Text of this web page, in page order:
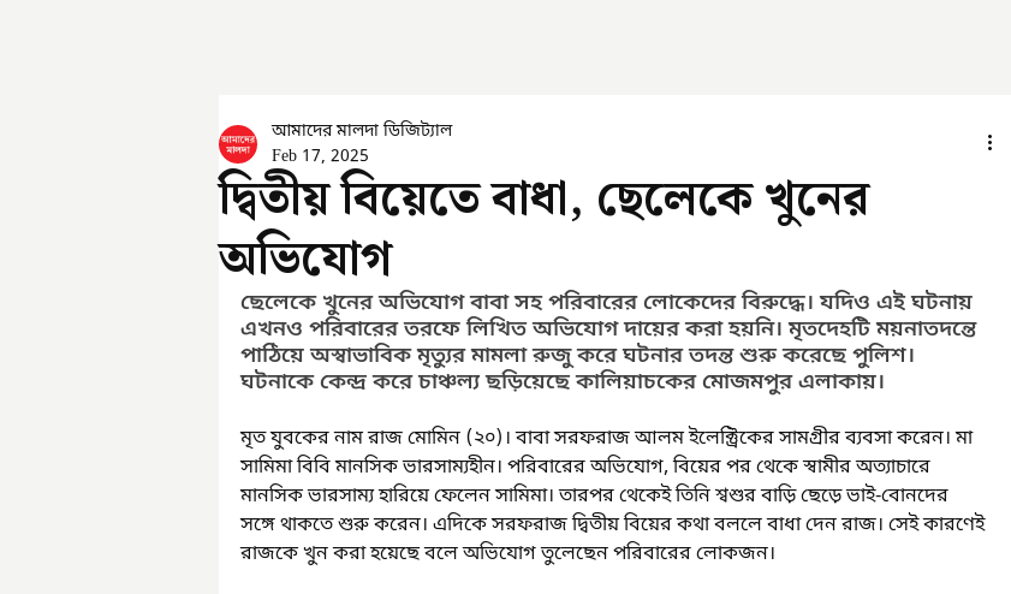
দ্বিতীয় বিয়েতে বাধা, ছেলেকে খুনের
অভিযোগ
আমাদের মালদা ডিজিট্যাল
Feb 17, 2025
ছেলেকে খুনের অভিযোগ বাবা সহ পরিবারের লোকেদের বিরুদ্ধে। যদিও এই ঘটনায়
এখনও পরিবারের তরফে লিখিত অভিযোগ দায়ের করা হয়নি। মৃতদেহটি ময়নাতদন্তে
পাঠিয়ে অস্বাভাবিক মৃত্যুর মামলা রুজু করে ঘটনার তদন্ত শুরু করেছে পুলিশ।
ঘটনাকে কেন্দ্র করে চাঞ্চল্য ছড়িয়েছে কালিয়াচকের মোজমপুর এলাকায়।
মৃত যুবকের নাম রাজ মোমিন (২০)। বাবা সরফরাজ আলম ইলেক্ট্রিকের সামগ্রীর ব্যবসা করেন। মা
সামিমা বিবি মানসিক ভারসাম্যহীন। পরিবারের অভিযোগ, বিয়ের পর থেকে স্বামীর অত্যাচারে
মানসিক ভারসাম্য হারিয়ে ফেলেন সামিমা। তারপর থেকেই তিনি শ্বশুর বাড়ি ছেড়ে ভাই-বোনদের
সঙ্গে থাকতে শুরু করেন। এদিকে সরফরাজ দ্বিতীয় বিয়ের কথা বললে বাধা দেন রাজ। সেই কারণেই
রাজকে খুন করা হয়েছে বলে অভিযোগ তুলেছেন পরিবারের লোকজন।